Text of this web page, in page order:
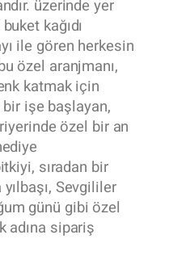
üzerinde yer
kağıdı
ile gören herkesin
özel aranjmanı,
katmak için
işe başlayan,
özel bir an
sıradan bir
Sevgililer
günü gibi özel
adına sipariş